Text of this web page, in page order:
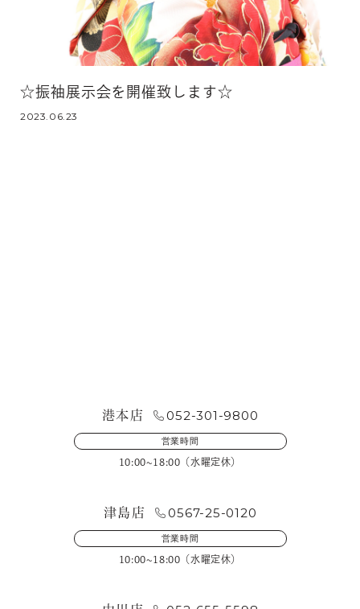
☆振袖展示会を開催致します☆
2023.06.23
港本店 052-301-9800
営業時間
10:00~18:00（水曜定休）
津島店 0567-25-0120
営業時間
10:00~18:00（水曜定休）